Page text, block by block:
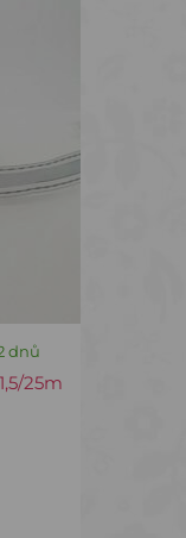
dnů
25m